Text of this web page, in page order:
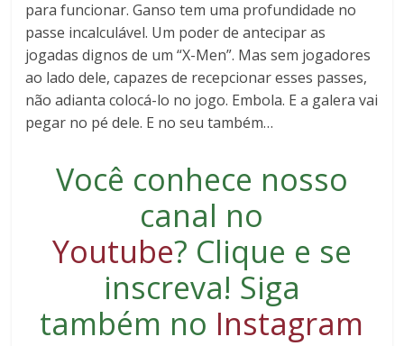
para funcionar. Ganso tem uma profundidade no
passe incalculável. Um poder de antecipar as
jogadas dignos de um “X-Men”. Mas sem jogadores
ao lado dele, capazes de recepcionar esses passes,
não adianta colocá-lo no jogo. Embola. E a galera vai
pegar no pé dele. E no seu também…
Você conhece nosso
canal no
Youtube? Clique e se
inscreva! Siga
também no Instagram